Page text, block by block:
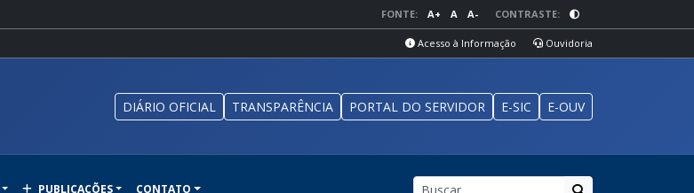
FONTE: A+ A A- CONTRASTE:
Acesso à Informação Ouvidoria
DIÁRIO OFICIAL TRANSPARÊNCIA PORTAL DO SERVIDOR E-SIC E-OUV
PUBLICAÇÕES CONTATO